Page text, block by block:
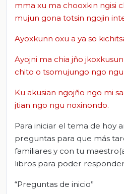
mma xu ma chooxkin ngisi
mujun gona totsin ngojin
Ayoxkunn oxu a ya so
Ayojni ma chia jño
chito o tsomujungo ngo
Ku akusian ngojño ngo mi
jtian ngo ngu noxinondo.
Para iniciar el tema de hoy
preguntas para que más
familiares y con tu
libros para poder
“Preguntas de inicio”